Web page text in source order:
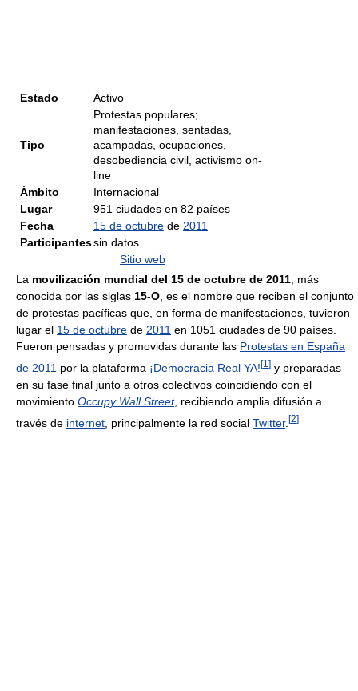
Estado Activo
Tipo
Protestas populares;
manifestaciones, sentadas,
acampadas, ocupaciones,
desobediencia civil, activismo on-
line
Ámbito
Internacional
Lugar
951 ciudades en 82 países
Fecha
15 de octubre de 2011
Participantessin datos
Sitio web
La movilización mundial del 15 de octubre de 2011 , más
conocida por las siglas 15-O , es el nombre que reciben el conjunto
de protestas pacíficas que, en forma de manifestaciones, tuvieron
lugar el 15 de octubre de 2011 en 1051 ciudades de 90 países.
Fueron pensadas y promovidas durante las Protestas en España
de 2011 por la plataforma ¡Democracia Real YA![1 ] y preparadas
en su fase final junto a otros colectivos coincidiendo con el
movimiento Occupy Wall Street, recibiendo amplia difusión a
través de internet , principalmente la red social Twitter. [2]